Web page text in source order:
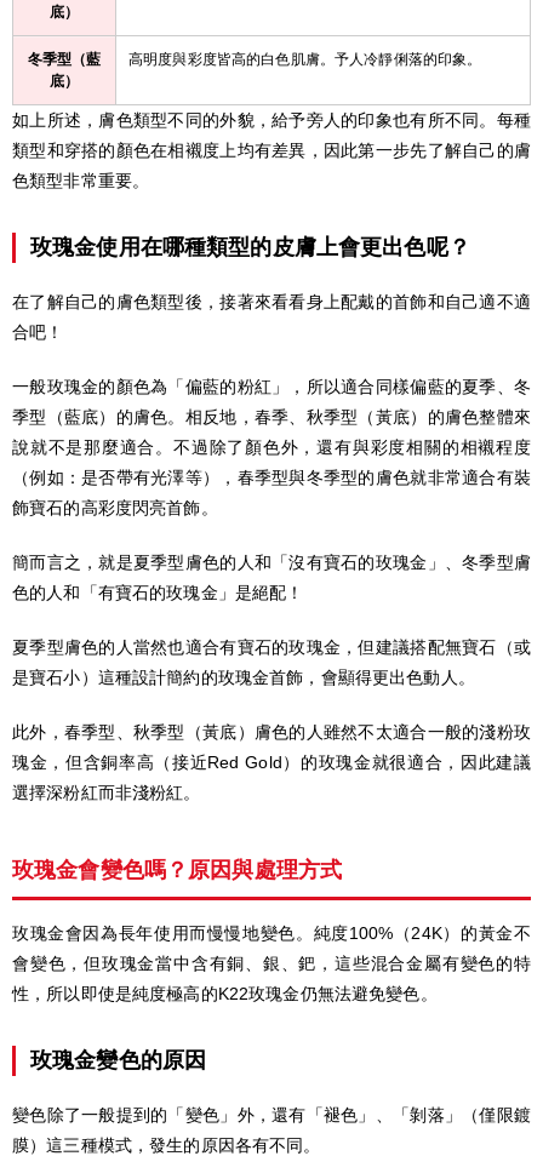
底）
冬季型（藍
底）
高明度與彩度皆高的白色肌膚。予人冷靜俐落的印象。
如上所述，膚色類型不同的外貌，給予旁人的印象也有所不同。每種
類型和穿搭的顏色在相襯度上均有差異，因此第一步先了解自己的膚
色類型非常重要。
玫瑰金使用在哪種類型的皮膚上會更出色呢？
在了解自己的膚色類型後，接著來看看身上配戴的首飾和自己適不適
合吧！
一般玫瑰金的顏色為「偏藍的粉紅」，所以適合同樣偏藍的夏季、冬
季型（藍底）的膚色。相反地，春季、秋季型（黃底）的膚色整體來
說就不是那麼適合。不過除了顏色外，還有與彩度相關的相襯程度
（例如：是否帶有光澤等），春季型與冬季型的膚色就非常適合有裝
飾寶石的高彩度閃亮首飾。
簡而言之，就是夏季型膚色的人和「沒有寶石的玫瑰金」、冬季型膚
色的人和「有寶石的玫瑰金」是絕配！
夏季型膚色的人當然也適合有寶石的玫瑰金，但建議搭配無寶石（或
是寶石小）這種設計簡約的玫瑰金首飾，會顯得更出色動人。
此外，春季型、秋季型（黃底）膚色的人雖然不太適合一般的淺粉玫
瑰金，但含銅率高（接近Red Gold）的玫瑰金就很適合，因此建議
選擇深粉紅而非淺粉紅。
玫瑰金會變色嗎？原因與處理方式
玫瑰金會因為長年使用而慢慢地變色。純度100%（24K）的黃金不
會變色，但玫瑰金當中含有銅、銀、鈀，這些混合金屬有變色的特
性，所以即使是純度極高的K22玫瑰金仍無法避免變色。
玫瑰金變色的原因
變色除了一般提到的「變色」外，還有「褪色」、「剝落」（僅限鍍
膜）這三種模式，發生的原因各有不同。